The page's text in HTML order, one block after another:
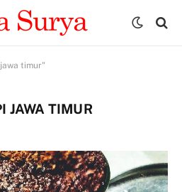
timur"
JAWA TIMUR